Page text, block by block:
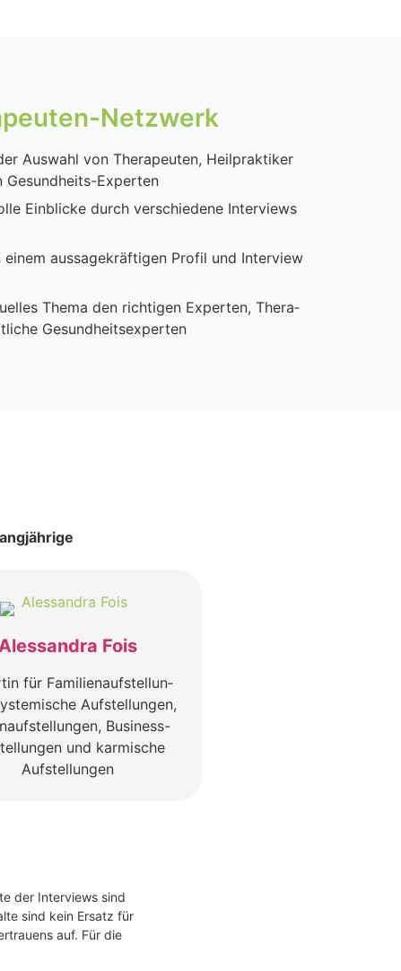
Netz­werk
Aus­wahl von The­ra­peu­ten, Heil­prak­ti­ker
Gesund­heits-Exper­ten
Ein­bli­cke durch ver­schie­de­ne Inter­views
aus­sa­ge­kräf­ti­gen Pro­fil und Inter­view
The­ma den rich­ti­gen Exper­ten, The­ra­
Gesund­heits­exper­ten
Fois
für Fami­li­en­auf­stel­lun­
Auf­stel­lun­gen,
Busi­ness-
und kar­mi­sche
Auf­stel­lun­gen
der Interviews sind
sind kein Ersatz für
auf. Für die